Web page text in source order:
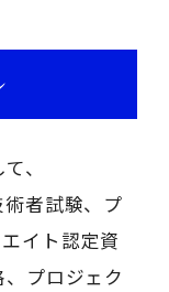
、
者試験、プ
イト認定資
プロジェク